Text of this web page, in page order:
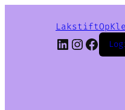
LinkedIn